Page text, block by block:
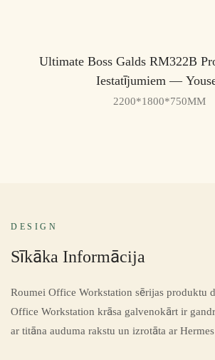
Ultimate Boss Galds RM322B
Iestatījumiem —
2200*1800*750MM
DESIGN
Sīkāka Informācija
Roumei Office Workstation sērijas produktu
Office Workstation krāsa galvenokārt ir
ar titāna auduma rakstu un izrotāta ar